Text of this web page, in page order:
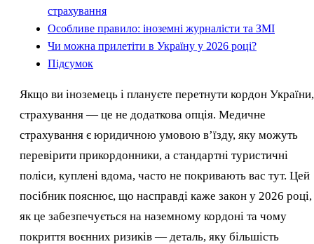
страхування
Особливе правило: іноземні журналісти та ЗМІ
Чи можна прилетіти в Україну у 2026 році?
Підсумок
Якщо ви іноземець і плануєте перетнути кордон України,
страхування — це не додаткова опція. Медичне
страхування є юридичною умовою в’їзду, яку можуть
перевірити прикордонники, а стандартні туристичні
поліси, куплені вдома, часто не покривають вас тут. Цей
посібник пояснює, що насправді каже закон у 2026 році,
як це забезпечується на наземному кордоні та чому
покриття воєнних ризиків — деталь, яку більшість